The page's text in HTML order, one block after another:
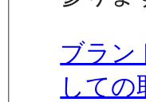
ブラン
しての